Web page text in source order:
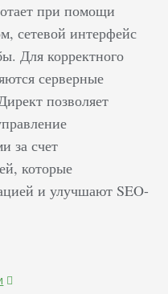
при помощи
сетевой интерфейс
Для корректного
серверные
позволяет
за счет
которые
и улучшают SEO-